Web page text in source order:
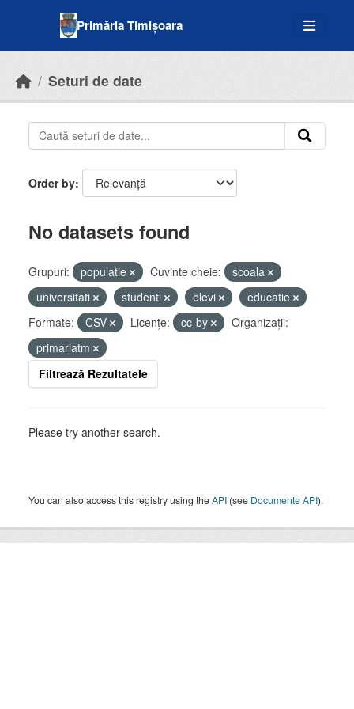
Primăria Timișoara
Seturi de date
Order by
No datasets found
Grupuri: populatie Cuvinte cheie:
scoala
universitati
studenti elevi
educatie
Formate:
CSV Licenţe: cc-by
Organizații:
primariatm
Filtrează Rezultatele
Please try another search.
You can also access this registry using theAPI (see Documente API).